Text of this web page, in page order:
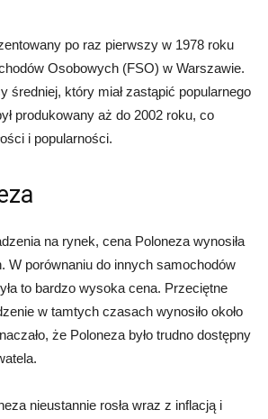
po raz pierwszy w 1978 roku
Osobowych (FSO) w Warszawie.
średniej, który miał zastąpić popularnego
produkowany aż do 2002 roku, co
i popularności.
na rynek, cena Poloneza wynosiła
W porównaniu do innych samochodów
to bardzo wysoka cena. Przeciętne
w tamtych czasach wynosiło około
że Poloneza było trudno dostępny
nieustannie rosła wraz z inflacją i